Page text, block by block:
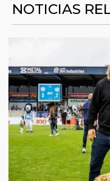
NOTICIAS